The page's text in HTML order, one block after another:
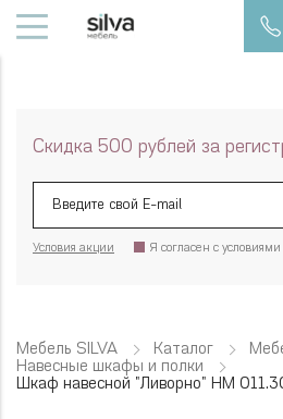
Скидка 500 рублей за
Я согласен с условиями
Условия акции
Мебель SILVA Каталог
Навесные шкафы и полки
Шкаф навесной "Ливорно" НМ